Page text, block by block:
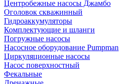
Центробежные насосы Джамбо
Оголовок скважинный
Гидроаккумуляторы
Комплектующие и шланги
Погружные насосы
Насосное оборудование Pumpman
Циркуляционные насосы
Насос поверхностный
Фекальные